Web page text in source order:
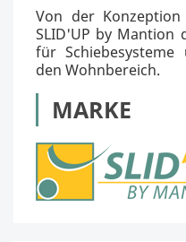
Von der
SLID'UP by Mantion
für
den Wohnbereich.
MARKE